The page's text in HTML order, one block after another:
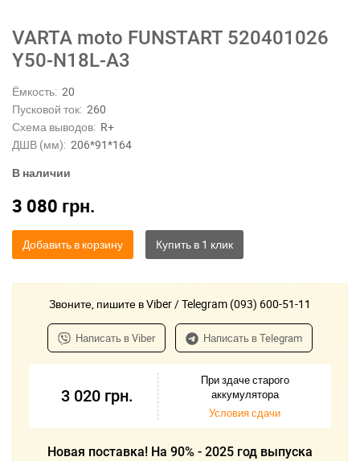
VARTA moto FUNSTART 520401026
Y50-N18L-A3
Ёмкость: 20
Пусковой ток: 260
Схема выводов: R+
ДШВ (мм): 206*91*164
В наличии
3 080 грн.
Добавить в корзину
Звоните, пишите в Viber / Telegram (093) 600-51-11
Написать в Viber Написать в Telegram
3 020 грн.
При здаче старого
аккумулятора
Условия сдачи
Новая поставка! На 90% - 2025 год выпуска